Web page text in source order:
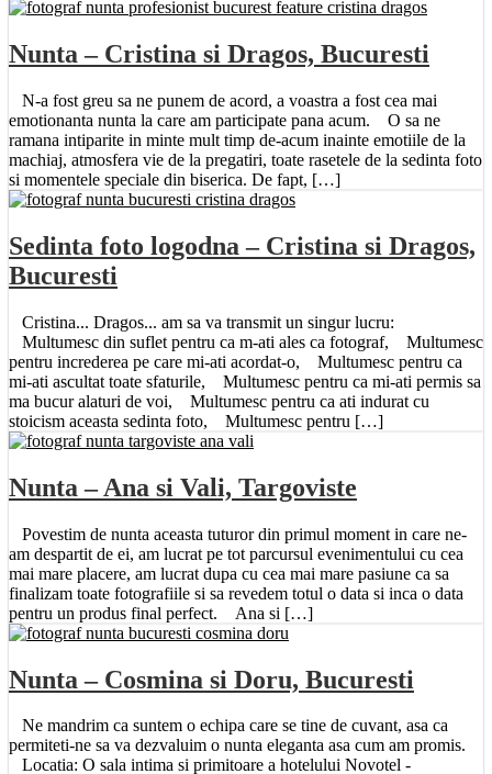
Nunta – Cristina si Dragos, Bucuresti
N-a fost greu sa ne punem de acord, a voastra a fost cea mai
emotionanta nunta la care am participate pana acum. O sa ne
ramana intiparite in minte mult timp de-acum inainte emotiile de la
machiaj, atmosfera vie de la pregatiri, toate rasetele de la sedinta foto
si momentele speciale din biserica. De fapt, […]
Sedinta foto logodna – Cristina si Dragos,
Bucuresti
Cristina... Dragos... am sa va transmit un singur lucru:
Multumesc din suflet pentru ca m-ati ales ca fotograf, Multumesc
pentru increderea pe care mi-ati acordat-o, Multumesc pentru ca
mi-ati ascultat toate sfaturile, Multumesc pentru ca mi-ati permis sa
ma bucur alaturi de voi, Multumesc pentru ca ati indurat cu
stoicism aceasta sedinta foto, Multumesc pentru […]
Nunta – Ana si Vali, Targoviste
Povestim de nunta aceasta tuturor din primul moment in care ne-
am despartit de ei, am lucrat pe tot parcursul evenimentului cu cea
mai mare placere, am lucrat dupa cu cea mai mare pasiune ca sa
finalizam toate fotografiile si sa revedem totul o data si inca o data
pentru un produs final perfect. Ana si […]
Nunta – Cosmina si Doru, Bucuresti
Ne mandrim ca suntem o echipa care se tine de cuvant, asa ca
permiteti-ne sa va dezvaluim o nunta eleganta asa cum am promis.
Locatia: O sala intima si primitoare a hotelului Novotel -